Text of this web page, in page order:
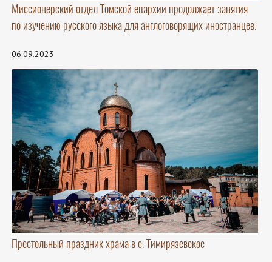
Миссионерский отдел Томской епархии продолжает занятия
по изучению русского языка для англоговорящих иностранцев.
06.09.2023
Престольный праздник храма в с. Тимирязевское